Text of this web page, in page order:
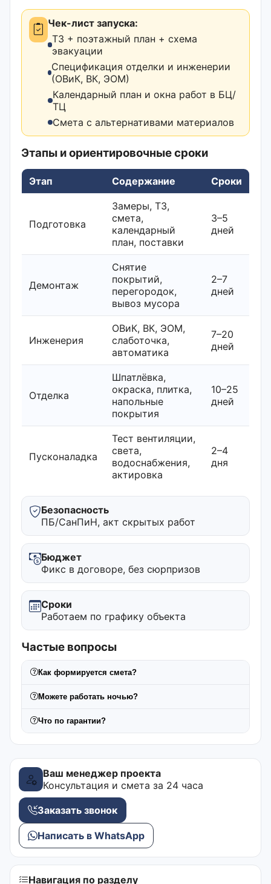
Чек-лист запуска:
ТЗ + поэтажный план + схема
эвакуации
Спецификация отделки и инженерии
(ОВиК, ВК, ЭОМ)
Календарный план и окна работ в БЦ/
ТЦ
Смета с альтернативами материалов
Этапы и ориентировочные сроки
Этап Содержание Сроки
Подготовка
Замеры, ТЗ,
смета,
календарный
план, поставки
3–5
дней
Демонтаж
Снятие
покрытий,
перегородок,
вывоз мусора
2–7
дней
Инженерия
ОВиК, ВК, ЭОМ,
слаботочка,
автоматика
7–20
дней
Отделка
Шпатлёвка,
окраска, плитка,
напольные
покрытия
10–25
дней
Пусконаладка
Тест вентиляции,
света,
водоснабжения,
актировка
2–4
дня
Безопасность
ПБ/СанПиН, акт скрытых работ
Бюджет
Фикс в договоре, без сюрпризов
Сроки
Работаем по графику объекта
Частые вопросы
Как формируется смета?
Можете работать ночью?
Что по гарантии?
Ваш менеджер проекта
Консультация и смета за 24 часа
Заказать звонок
Написать в WhatsApp
Навигация по разделу